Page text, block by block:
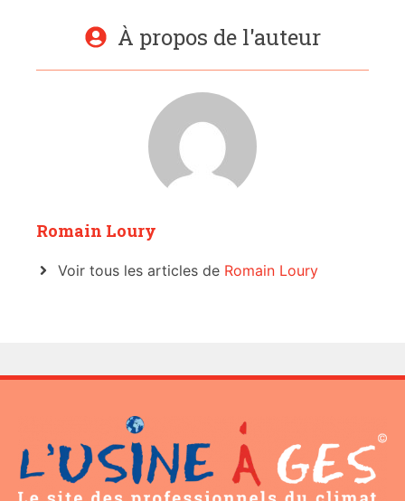
À propos de l'auteur
Romain Loury
Voir tous les articles de Romain Loury